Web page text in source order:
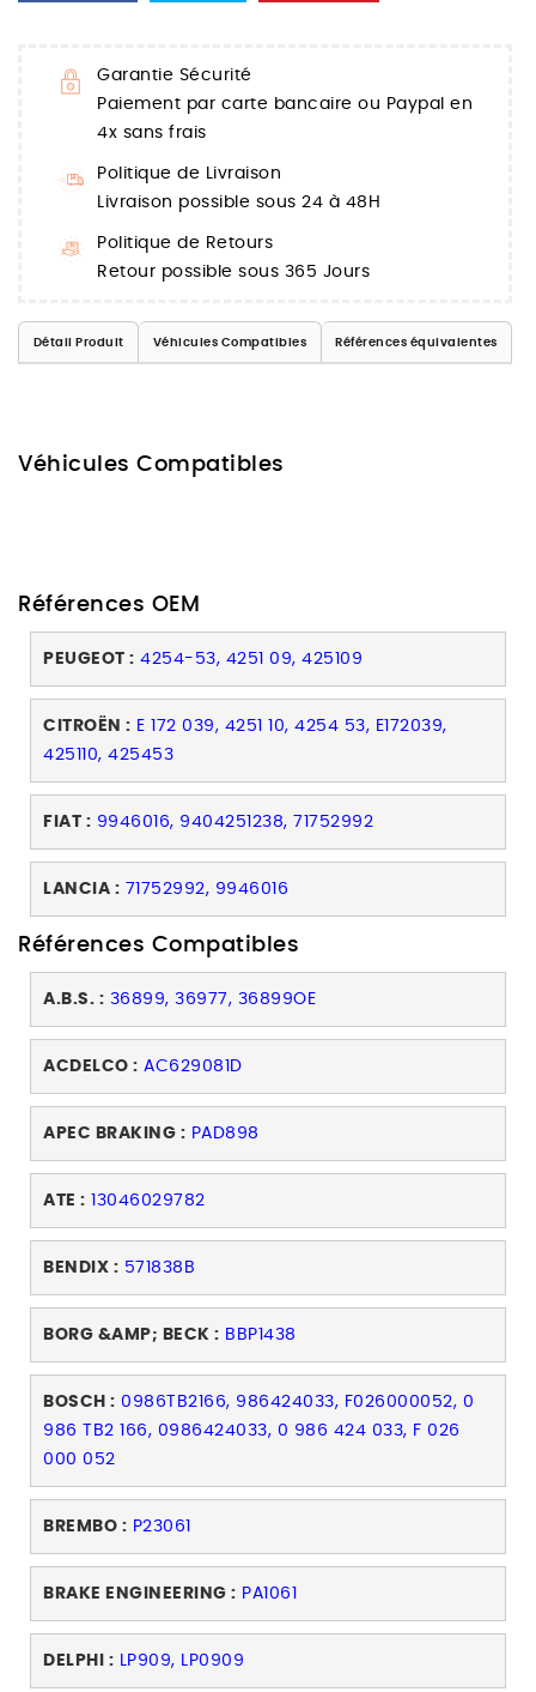
Garantie Sécurité
Paiement par carte bancaire ou Paypal en
4x sans frais
Politique de Livraison
Livraison possible sous 24 à 48H
Politique de Retours
Retour possible sous 365 Jours
Détail Produit Véhicules Compatibles Références équivalentes
Véhicules Compatibles
Références OEM
PEUGEOT : 4254-53, 4251 09, 425109
CITROËN : E 172 039, 4251 10, 4254 53, E172039,
425110, 425453
FIAT : 9946016, 9404251238, 71752992
LANCIA : 71752992, 9946016
Références Compatibles
A.B.S. : 36899, 36977, 36899OE
ACDELCO : AC629081D
APEC BRAKING : PAD898
ATE : 13046029782
BENDIX : 571838B
BORG &AMP; BECK : BBP1438
BOSCH : 0986TB2166, 986424033, F026000052, 0
986 TB2 166, 0986424033, 0 986 424 033, F 026
000 052
BREMBO : P23061
BRAKE ENGINEERING : PA1061
DELPHI : LP909, LP0909